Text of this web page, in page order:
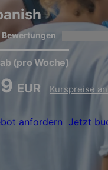
Bewertungen
(pro Woche)
EUR Kurspreise
anfordern Jetzt